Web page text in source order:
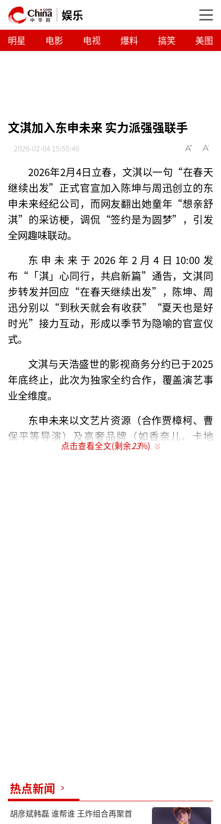
娱乐
明星 电影 电视 爆料 搞笑 美图
文淇加入东申未来 实力派强强联手
2026-02-04 15:55:46
2026年2月4日立春，文淇以一句“在春天
继续出发”正式官宣加入陈坤与周迅创立的东
申未来经纪公司，而网友翻出她童年“想亲舒
淇”的采访梗，调侃“签约是为圆梦”，引发
全网趣味联动。
东申未来于2026年2月4日10:00发
布“「淇」心同行，共启新篇”通告，文淇同
步转发并回应“在春天继续出发️”，陈坤、周
迅分别以“到秋天就会有收获”“夏天也是好
时光”接力互动，形成以季节为隐喻的官宣仪
式。
文淇与天浩盛世的影视商务分约已于2025
年底终止，此次为独家全约合作，覆盖演艺事
业全维度。
东申未来以文艺片资源（合作贾樟柯、曹
保平等导演）及高奢品牌（如香奈儿、卡地
亚）为核心优势，旗下聚集周迅、舒淇、张婧
点击查看全文(剩余23%)
热点新闻
胡彦斌韩磊 谁帮谁 王炸组合再聚首